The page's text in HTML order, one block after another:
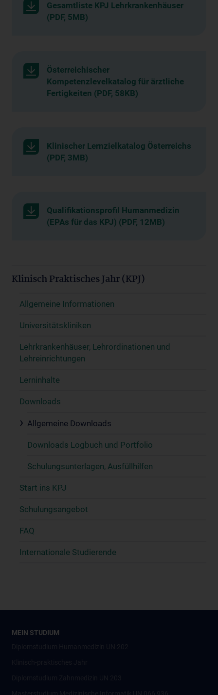
Gesamtliste KPJ Lehrkrankenhäuser
(PDF, 5MB)
Österreichischer
Kompetenzlevelkatalog für ärztliche
Fertigkeiten (PDF, 58KB)
Klinischer Lernzielkatalog Österreichs
(PDF, 3MB)
Qualifikationsprofil Humanmedizin
(EPAs für das KPJ) (PDF, 12MB)
Klinisch Praktisches Jahr (KPJ)
Allgemeine Informationen
Universitätskliniken
Lehrkrankenhäuser, Lehrordinationen und
Lehreinrichtungen
Lerninhalte
Downloads
Allgemeine Downloads
Downloads Logbuch und Portfolio
Schulungsunterlagen, Ausfüllhilfen
Start ins KPJ
Schulungsangebot
FAQ
Internationale Studierende
MEIN STUDIUM